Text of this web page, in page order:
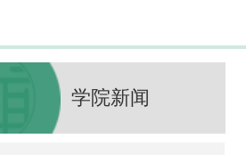
学院新闻